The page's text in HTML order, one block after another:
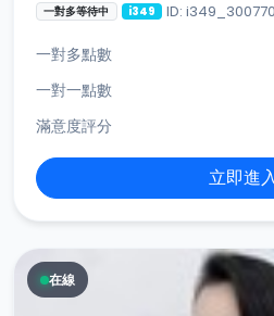
一對多等待中 i349 ID: i349_300770
一對多點數
一對一點數
滿意度評分
立即進
在線